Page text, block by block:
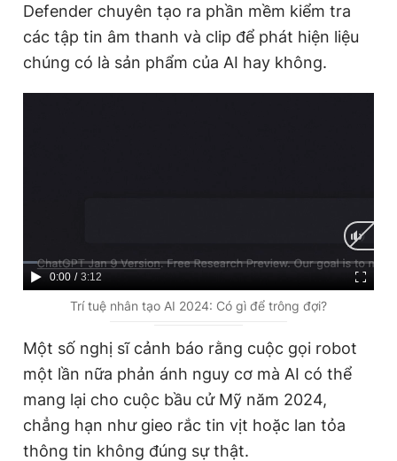
Defender chuyên tạo ra phần mềm kiểm tra
các tập tin âm thanh và clip để phát hiện liệu
chúng có là sản phẩm của AI hay không.
C
r
e
n
0:00 / D
u
a
i
3:12
Trí tuệ nhân tạo AI 2024: Có gì để trông đợi?
Một số nghị sĩ cảnh báo rằng cuộc gọi robot
một lần nữa phản ánh nguy cơ mà AI có thể
mang lại cho cuộc bầu cử Mỹ năm 2024,
chẳng hạn như gieo rắc tin vịt hoặc lan tỏa
thông tin không đúng sự thật.